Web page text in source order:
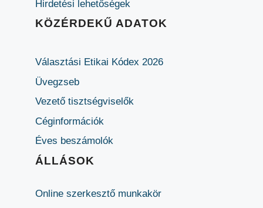
Hirdetési lehetőségek
KÖZÉRDEKŰ ADATOK
Választási Etikai Kódex 2026
Üvegzseb
Vezető tisztségviselők
Céginformációk
Éves beszámolók
ÁLLÁSOK
Online szerkesztő munkakör